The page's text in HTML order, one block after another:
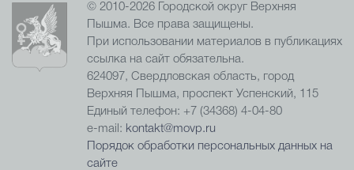
© 2010-2026 Городской округ Верхняя
Пышма. Все права защищены.
При использовании материалов в публикациях
ссылка на сайт обязательна.
624097, Свердловская область, город
Верхняя Пышма, проспект Успенский, 115
Единый телефон: +7 (34368) 4-04-80
e-mail: kontakt@movp.ru
Порядок обработки персональных данных на
сайте